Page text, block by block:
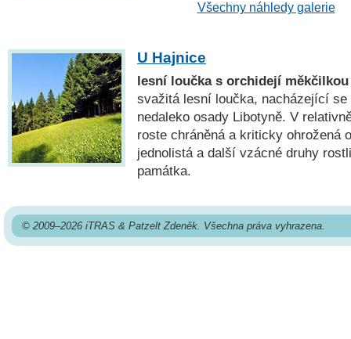
Všechny náhledy galerie
U Hajnice
lesní loučka s orchidejí
svažitá lesní loučka, nacházející se
nedaleko osady Libotyně. V
roste chráněná a kriticky ohrožená
jednolistá a další vzácné druhy
památka.
© 2009–2026 iTRAS & Patzelt Zdeněk. Všechna práva vyhrazena.